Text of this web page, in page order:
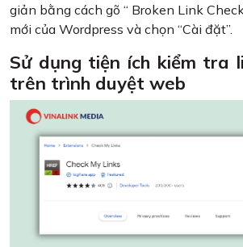
giản bằng cách gõ “ Broken Link
mới của Wordpress và chọn “Cài đặt”.
Sử dụng tiện ích kiểm tra
trên trình duyệt web